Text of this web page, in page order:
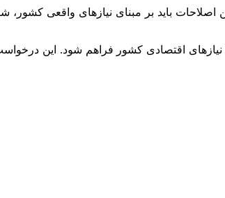
اصلاحات باید بر مبنای نیازهای واقعی
با نیازهای اقتصادی کشور فراهم شود. این